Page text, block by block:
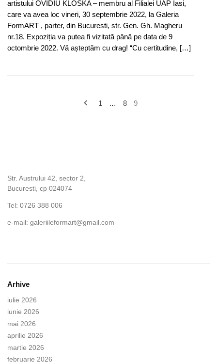
artistului OVIDIU KLOSKA – membru al Filialei UAP Iasi,
care va avea loc vineri, 30 septembrie 2022, la Galeria
FormART , parter, din Bucuresti, str. Gen. Gh. Magheru
nr.18. Expoziția va putea fi vizitată până pe data de 9
octombrie 2022. Vă așteptăm cu drag! “Cu certitudine, […]
1 … 8 9
Str. Austrului 42, sector 2,
Bucuresti, cp 024074
Tel: 0726 388 006
e-mail: galeriileformart@gmail.com
Arhive
iulie 2026
iunie 2026
mai 2026
aprilie 2026
martie 2026
februarie 2026